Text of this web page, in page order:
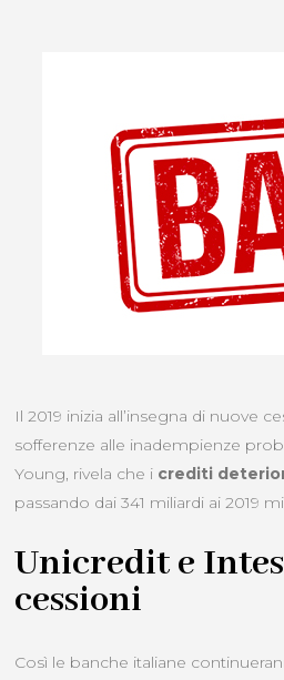
Il 2019 inizia all’insegna di nuove
sofferenze alle inadempienze
Young, rivela che i crediti
passando dai 341 miliardi ai 2019
Unicredit e
cessioni
Così le banche italiane